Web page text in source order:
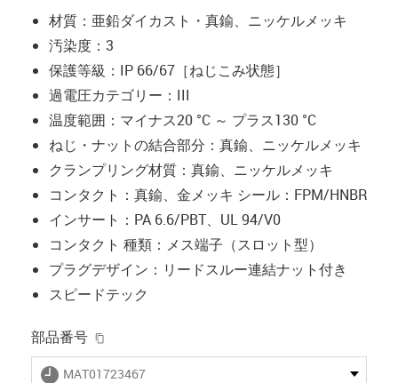
材質：亜鉛ダイカスト・真鍮、ニッケルメッキ
汚染度：3
保護等級：IP 66/67［ねじこみ状態］
過電圧カテゴリー：III
温度範囲：マイナス20 °C ～ プラス130 °C
ねじ・ナットの結合部分：真鍮、ニッケルメッキ
クランプリング材質：真鍮、ニッケルメッキ
コンタクト：真鍮、金メッキ シール：FPM/HNBR
インサート：PA 6.6/PBT、UL 94/V0
コンタクト 種類：メス端子（スロット型）
プラグデザイン：リードスルー連結ナット付き
スピードテック
部品番号
igus-icon-lieferzeit
MAT01723467